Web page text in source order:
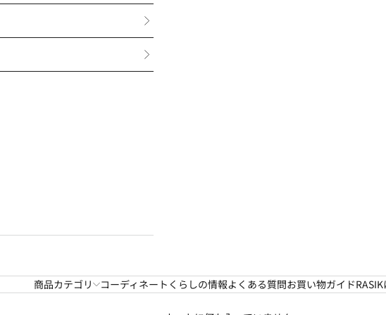
大容量収納ベッド
商品カテゴリ コーディネート くらしの情報よくある質問お買い物ガイド